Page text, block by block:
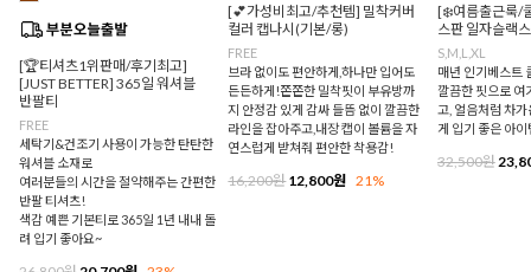
[🏆티셔츠1위판매/후기최고]
[JUST BETTER] 365일 워셔블
반팔티
FREE
세탁기&건조기 사용이 가능한 탄탄한
워셔블 소재로
여러분들의 시간을 절약해주는 간편한
반팔 티셔츠!
색감 예쁜 기본티로 365일 1년 내내 돌
려 입기 좋아요~
[💕가성비최고/추천템] 밀착커버
컬러 캡나시(기본/롱)
FREE
브라 없이도 편안하게,하나만 입어도
든든하게!쫀쫀한 밀착핏이 부유방까
지 안정감 있게 감싸 들뜸 없이 깔끔한
라인을 잡아주고,내장 캡이 볼륨을 자
연스럽게 받쳐줘 편안한 착용감!
16,200원12,800원 21%
[❄️여름출근룩/
스판 일자슬랙스
S,M,L,XL
매년 인기베스트
깔끔한 핏으로 여
고, 얼음처럼 차
게 입기 좋은 아이
32,500원